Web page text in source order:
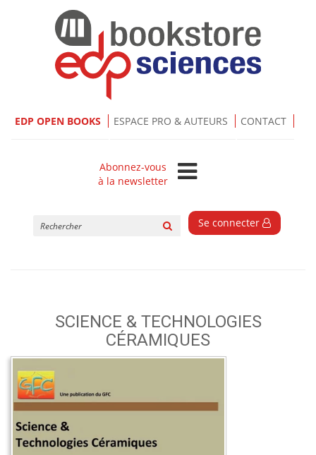
EDP OPEN BOOKS ESPACE PRO & AUTEURS CONTACT
Abonnez-vous
à la newsletter
Se connecter
SCIENCE & TECHNOLOGIES
CÉRAMIQUES